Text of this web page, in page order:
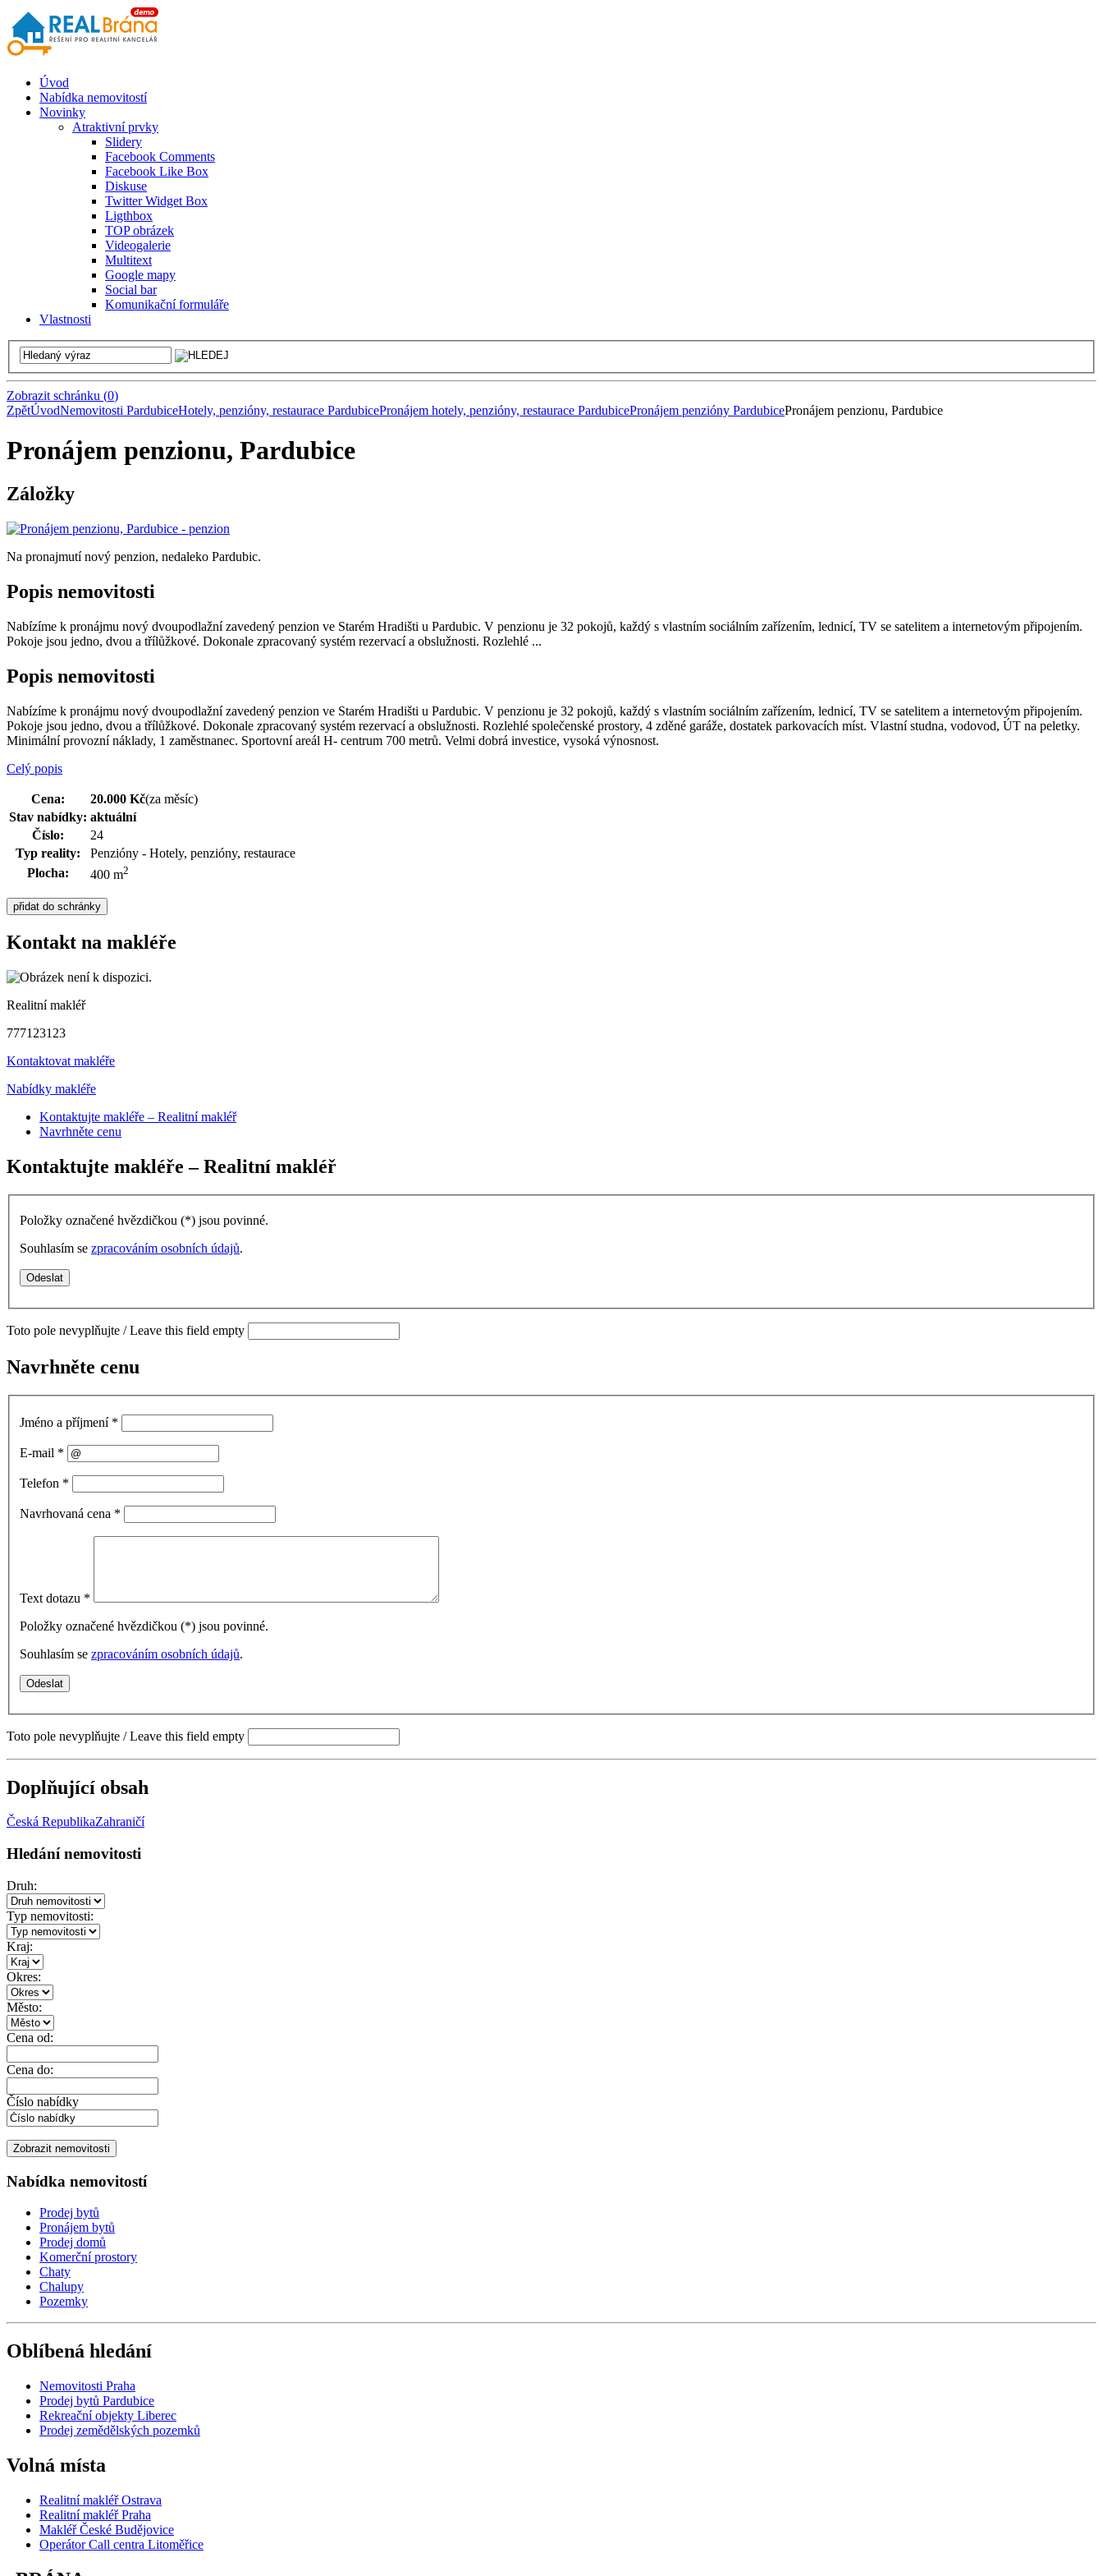
Úvod
Nabídka nemovitostí
Novinky
Atraktivní prvky
Slidery
Facebook Comments
Facebook Like Box
Diskuse
Twitter Widget Box
Ligthbox
TOP obrázek
Videogalerie
Multitext
Google mapy
Social bar
Komunikační formuláře
Vlastnosti
Zobrazit schránku (0)
ZpětÚvodNemovitosti PardubiceHotely, penzióny, restaurace PardubicePronájem hotely, penzióny, restaurace PardubicePronájem penzióny PardubicePronájem penzionu, Pardubice
Pronájem penzionu, Pardubice
Záložky
Na pronajmutí nový penzion, nedaleko Pardubic.
Popis nemovitosti
Nabízíme k pronájmu nový dvoupodlažní zavedený penzion ve Starém Hradišti u Pardubic. V penzionu je 32 pokojů, každý s vlastním sociálním zařízením, lednicí, TV se satelitem a internetovým připojením.
Pokoje jsou jedno, dvou a třílůžkové. Dokonale zpracovaný systém rezervací a obslužnosti. Rozlehlé ...
Popis nemovitosti
Nabízíme k pronájmu nový dvoupodlažní zavedený penzion ve Starém Hradišti u Pardubic. V penzionu je 32 pokojů, každý s vlastním sociálním zařízením, lednicí, TV se satelitem a internetovým připojením.
Pokoje jsou jedno, dvou a třílůžkové. Dokonale zpracovaný systém rezervací a obslužnosti. Rozlehlé společenské prostory, 4 zděné garáže, dostatek parkovacích míst. Vlastní studna, vodovod, ÚT na peletky.
Minimální provozní náklady, 1 zaměstnanec. Sportovní areál H- centrum 700 metrů. Velmi dobrá investice, vysoká výnosnost.
Celý popis
Cena: 20.000 Kč(za měsíc)
Stav nabídky: aktuální
Číslo:
24
Typ reality:
Penzióny - Hotely, penzióny, restaurace
Plocha:
400 m2
Kontakt na makléře
Realitní makléř
777123123
Kontaktovat makléře
Nabídky makléře
Kontaktujte makléře – Realitní makléř
Navrhněte cenu
Kontaktujte makléře – Realitní makléř
Položky označené hvězdičkou (*) jsou povinné.
Souhlasím se zpracováním osobních údajů.
Toto pole nevyplňujte / Leave this field empty
Navrhněte cenu
Jméno a příjmení *
E-mail *
Telefon *
Navrhovaná cena *
Text dotazu *
Položky označené hvězdičkou (*) jsou povinné.
Souhlasím se zpracováním osobních údajů.
Toto pole nevyplňujte / Leave this field empty
Doplňující obsah
Česká RepublikaZahraničí
Hledání nemovitosti
Druh:
Typ nemovitosti:
Kraj:
Okres:
Město:
Cena od:
Cena do:
Číslo nabídky
Nabídka nemovitostí
Prodej bytů
Pronájem bytů
Prodej domů
Komerční prostory
Chaty
Chalupy
Pozemky
Oblíbená hledání
Nemovitosti Praha
Prodej bytů Pardubice
Rekreační objekty Liberec
Prodej zemědělských pozemků
Volná místa
Realitní makléř Ostrava
Realitní makléř Praha
Makléř České Budějovice
Operátor Call centra Litoměřice